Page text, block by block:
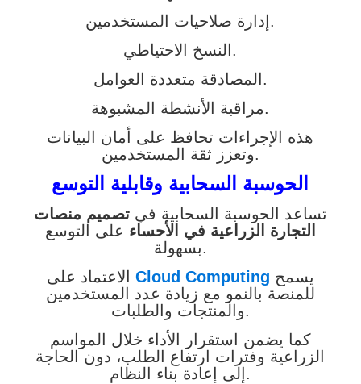
إدارة صلاحيات المستخدمين.
النسخ الاحتياطي.
المصادقة متعددة العوامل.
مراقبة الأنشطة المشبوهة.
هذه الإجراءات تحافظ على أمان البيانات
وتعزز ثقة المستخدمين.
الحوسبة السحابية وقابلية التوسع
تساعد الحوسبة السحابية فيتصميم منصات
التجارة الزراعية في الأحساء على التوسع
بسهولة.
Cloud Computing
للمنصة بالنمو مع زيادة عدد المستخدمين
والمنتجات والطلبات.
كما يضمن استقرار الأداء خلال المواسم
الزراعية وفترات ارتفاع الطلب، دون الحاجة
إلى إعادة بناء النظام.